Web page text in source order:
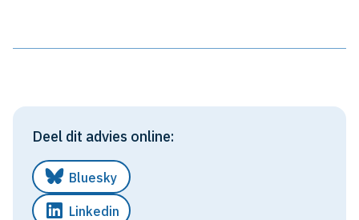
Deel dit advies online:
Bluesky
Linkedin